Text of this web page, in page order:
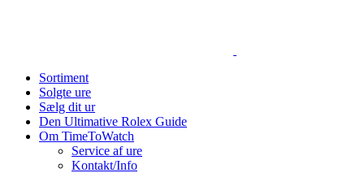
Sortiment
Solgte ure
Sælg dit ur
Den Ultimative Rolex Guide
Om TimeToWatch
Service af ure
Kontakt/Info